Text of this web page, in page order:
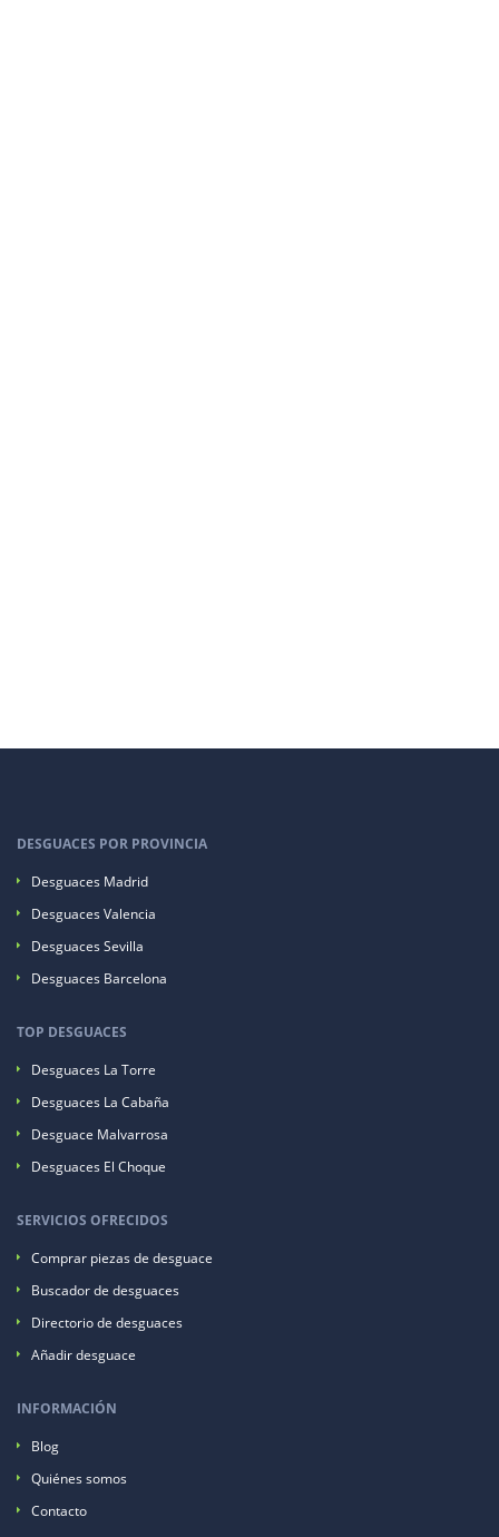
DESGUACES POR PROVINCIA
Desguaces Madrid
Desguaces Valencia
Desguaces Sevilla
Desguaces Barcelona
TOP DESGUACES
Desguaces La Torre
Desguaces La Cabaña
Desguace Malvarrosa
Desguaces El Choque
SERVICIOS OFRECIDOS
Comprar piezas de desguace
Buscador de desguaces
Directorio de desguaces
Añadir desguace
INFORMACIÓN
Blog
Quiénes somos
Contacto